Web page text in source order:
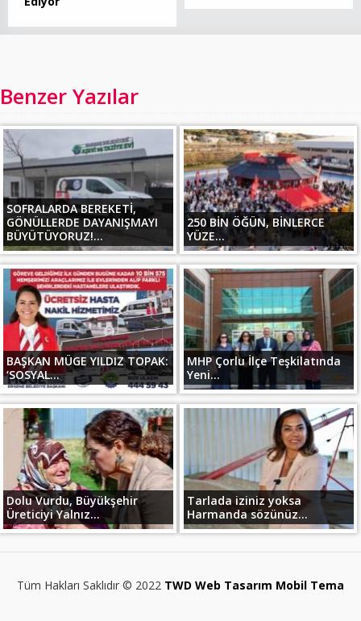
Benzer Yazılar
SOFRALARDA BEREKETİ,
GÖNÜLLERDE DAYANIŞMAYI
BÜYÜTÜYORUZ!...
250 BİN ÖĞÜN, BİNLERCE
YÜZE...
BAŞKAN MÜGE YILDIZ TOPAK:
‘SOSYAL...
MHP Çorlu İlçe Teşkilatında
Yeni...
Dolu Vurdu, Büyükşehir
Üreticiyi Yalnız...
Tarlada iziniz yoksa
Harmanda sözünüz...
Tüm Hakları Saklıdır © 2022 TWD Web Tasarım Mobil Tema